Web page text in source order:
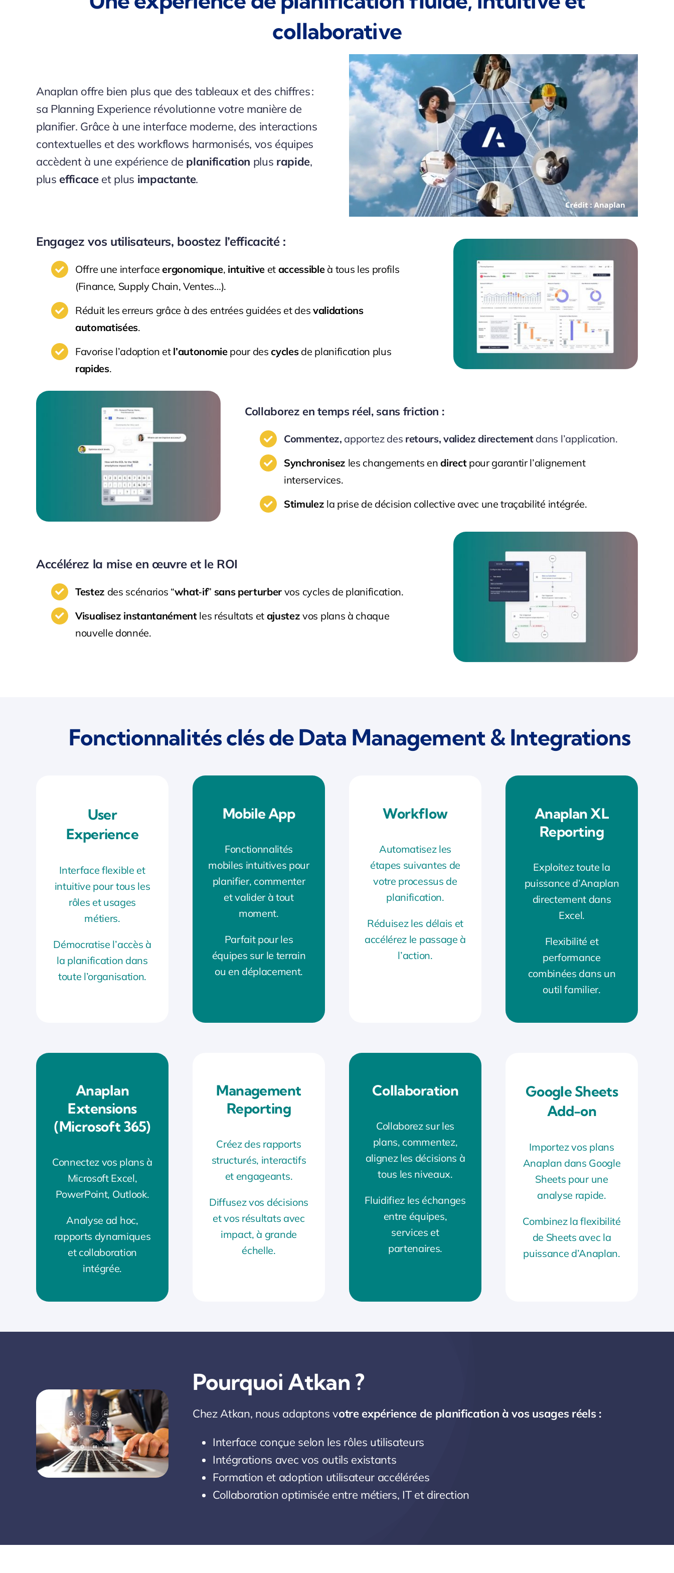
collaborative
Anaplan offre bien plus que des tableaux et des chiffres :
sa Planning Experience révolutionne votre manière de
planifier. Grâce à une interface moderne, des interactions
contextuelles et des workflows harmonisés, vos équipes
accèdent à une expérience de planification plus rapide,
plus efficaceet plus impactante.
Engagez vos utilisateurs, boostez l’efficacité :
Offre une interfaceergonomique, intuitive et accessibleà tous les profils
(Finance, Supply Chain, Ventes…).
Réduit les erreurs grâce à des entrées guidées et desvalidations
automatisées.
Favorise l’adoption et l’autonomiepour descyclesde planification plus
rapides.
Collaborez en temps réel, sans friction :
Commentez, apportez des retours, validez directement dans l’application.
Synchronisez les changements endirectpour garantir l’alignement
interservices.
Stimulez la prise de décision collective avec une traçabilité intégrée.
Accélérez la mise en œuvre et le ROI
Testez des scénarios “what‑if” sans perturber vos cycles de planification.
Visualisez instantanémentles résultats et ajustez vos plans à chaque
nouvelle donnée.
Fonctionnalités clés de Data Management & Integrations
User
Experience
Interface flexible et
intuitive pour tous les
rôles et usages
métiers.
Démocratise l’accès à
la planification dans
toute l’organisation.
Mobile App
Fonctionnalités
mobiles intuitives pour
planifier, commenter
et valider à tout
moment.
Parfait pour les
équipes sur le terrain
ou en déplacement.
Workflow
Automatisez les
étapes suivantes de
votre processus de
planification.
Réduisez les délais et
accélérez le passage à
l’action.
Anaplan XL
Reporting
Exploitez toute la
puissance d’Anaplan
directement dans
Excel.
Flexibilité et
performance
combinées dans un
outil familier.
Anaplan
Extensions
(Microsoft 365)
Connectez vos plans à
Microsoft Excel,
PowerPoint, Outlook.
Analyse ad hoc,
rapports dynamiques
et collaboration
intégrée.
Management
Reporting
Créez des rapports
structurés, interactifs
et engageants.
Diffusez vos décisions
et vos résultats avec
impact, à grande
échelle.
Collaboration
Collaborez sur les
plans, commentez,
alignez les décisions à
tous les niveaux.
Fluidifiez les échanges
entre équipes,
services et
partenaires.
Google Sheets
Add-on
Importez vos plans
Anaplan dans Google
Sheets pour une
analyse rapide.
Combinez la flexibilité
de Sheets avec la
puissance d’Anaplan.
Pourquoi Atkan ?
Chez Atkan, nous adaptons votre expérience de planification à vos usages réels :
Interface conçue selon les rôles utilisateurs
Intégrations avec vos outils existants
Formation et adoption utilisateur accélérées
Collaboration optimisée entre métiers, IT et direction